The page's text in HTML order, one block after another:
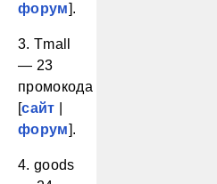
форум].
3. Tmall
— 23
промокода
[сайт
форум].
4. goods